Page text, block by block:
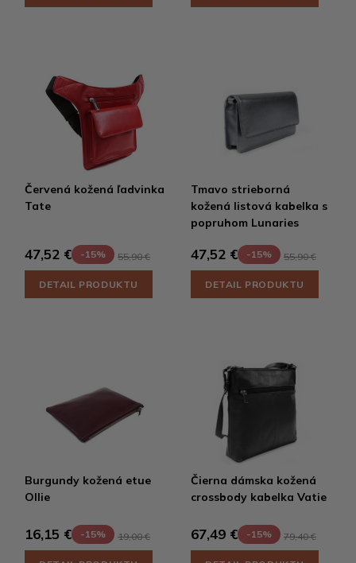
Červená kožená ľadvinka
Tate
47,52 € -15% 55,90 €
DETAIL PRODUKTU
Tmavo strieborná
kožená listová kabelka s
popruhom Lunaries
47,52 € -15% 55,90 €
DETAIL PRODUKTU
Burgundy kožená etue
Ollie
16,15 € -15% 19,00 €
Čierna dámska kožená
crossbody kabelka Vatie
67,49 € -15% 79,40 €